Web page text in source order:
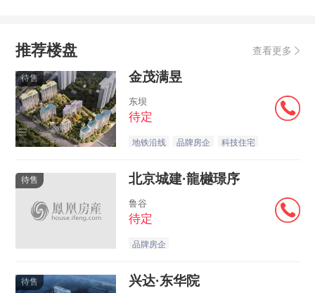
推荐楼盘 查看更多
待售 金茂满昱
东坝
待定
地铁沿线 品牌房企 科技住宅
待售 北京城建·龍樾璟序
鲁谷
待定
品牌房企
待售 兴达·东华院